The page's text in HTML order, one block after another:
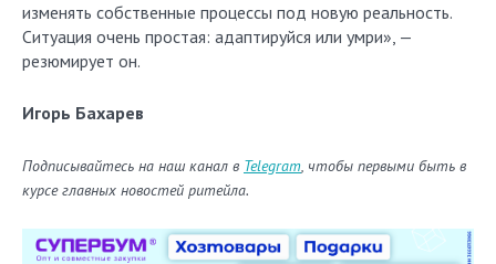
изменять собственные процессы под новую реальность.
Ситуация очень простая: адаптируйся или умри», —
резюмирует он.
Игорь Бахарев
Подписывайтесь на наш канал в Telegram, чтобы первыми быть в
курсе главных новостей ритейла.